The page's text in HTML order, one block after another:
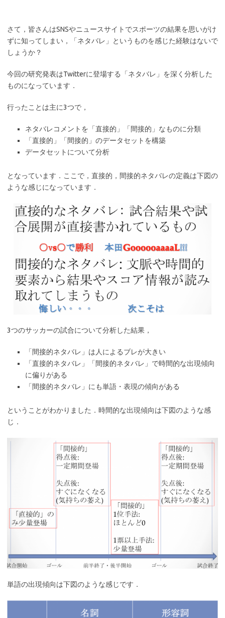
さて，皆さんはSNSやニュースサイトでスポーツの結果を思いがけ
ずに知ってしまい，「ネタバレ」というものを感じた経験はないで
しょうか？
今回の研究発表はTwitterに登場する「ネタバレ」を深く分析した
ものになっています．
行ったことは主に3つで，
ネタバレコメントを「直接的」「間接的」なものに分類
「直接的」「間接的」のデータセットを構築
データセットについて分析
となっています．ここで，直接的，間接的ネタバレの定義は下図の
ような感じになっています．
3つのサッカーの試合について分析した結果，
「間接的ネタバレ」は人によるブレが大きい
「直接的ネタバレ」「間接的ネタバレ」で時間的な出現傾向
に偏りがある
「間接的ネタバレ」にも単語・表現の傾向がある
ということがわかりました．時間的な出現傾向は下図のような感
じ．
単語の出現傾向は下図のような感じです．